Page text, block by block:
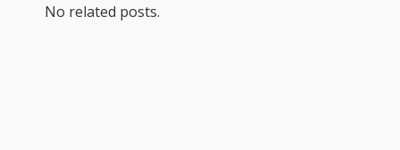
No related posts.